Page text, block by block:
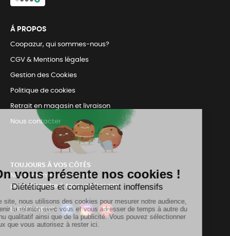
Á PROPOS
Coopazur, qui sommes-nous?
CGV & Mentions légales
Gestion des Cookies
Politique de cookies
Retrait en magasin et livraison
Nous contacter
TOUJOURS Á VOS CÔTÉS
Nous sommes connectés
pour répondre à tous vos besoins
SUIVEZ-NOUS